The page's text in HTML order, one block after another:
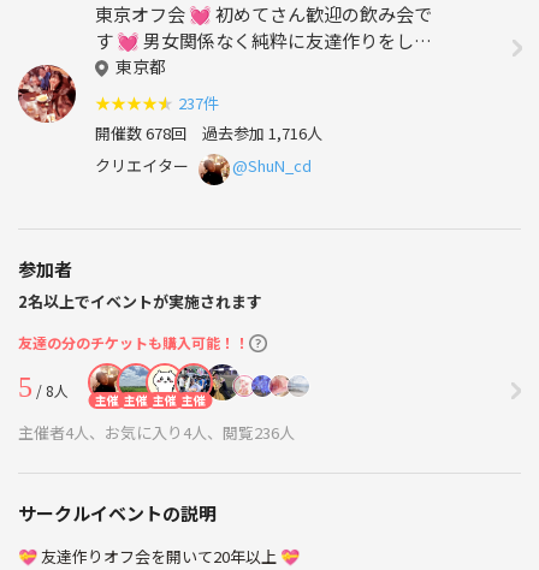
東京オフ会 💓 初めてさん歓迎の飲み会で
す 💓 男女関係なく純粋に友達作りをしよ
う✨ 転勤で出てきたばかり～友達が欲し
い・地方出身者の方～是非来て下さいね♪
毎週遊べるほんとうの友達作りをしよう✨
東京都
★★★★★ 237件
開催数 678回 過去参加 1,716人
クリエイター
@ShuN_cd
参加者
2名以上でイベントが実施されます
友達の分のチケットも購入可能！！
5 / 8人 主催 主催 主催 主催
主催者4人、お気に入り4人、閲覧236人
サークルイベントの説明
💝 友達作りオフ会を開いて20年以上 💝